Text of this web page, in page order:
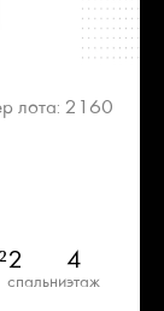
лота: 2160
2
спальни
4
этаж